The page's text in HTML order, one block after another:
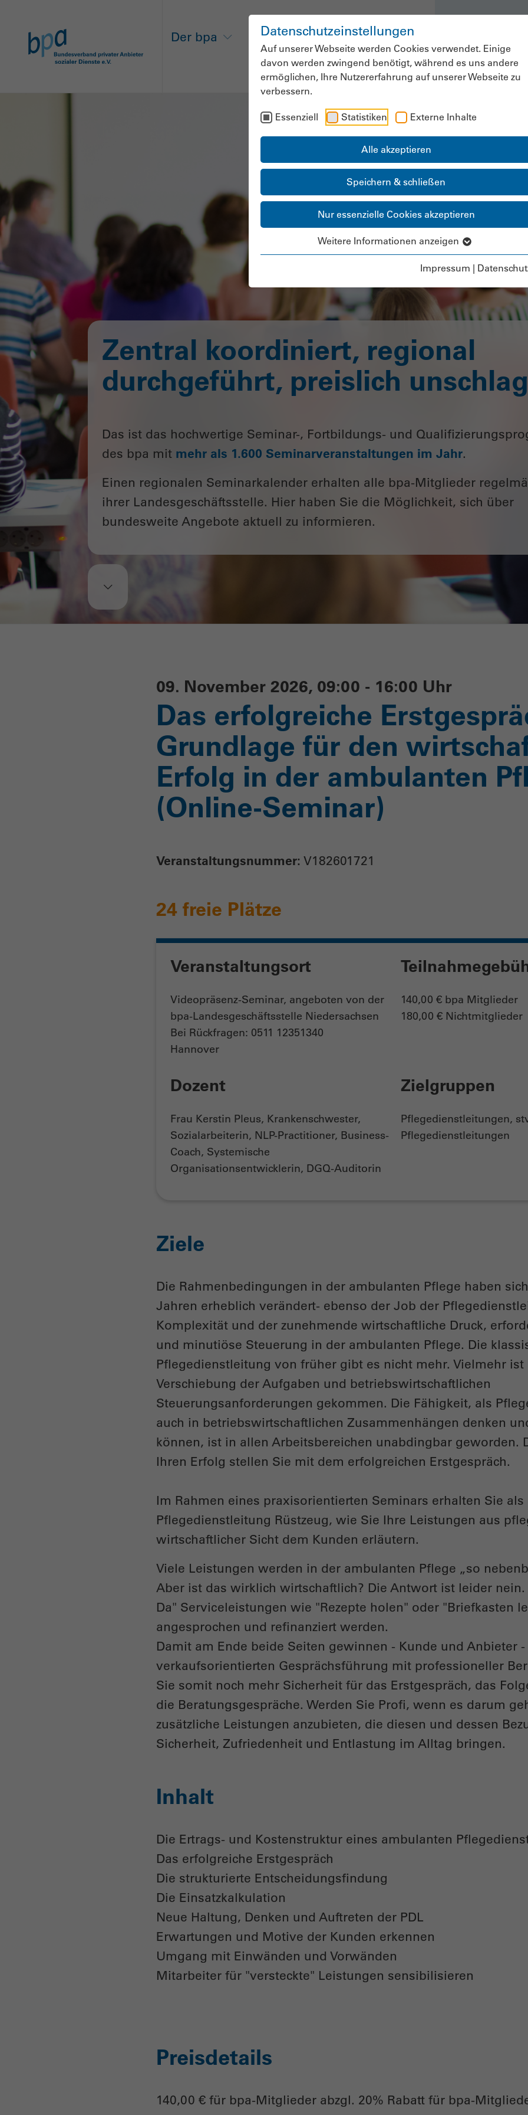
Datenschutzeinstellungen
Auf unserer Webseite werden Cookies verwendet. Einige
davon werden zwingend benötigt, während es uns andere
ermöglichen, Ihre Nutzererfahrung auf unserer Webseite zu
verbessern.
Essenziell Statistiken Externe Inhalte
Alle akzeptieren
Speichern & schließen
Nur essenzielle Cookies akzeptieren
Weitere Informationen anzeigen
Impressum |
Der bpa News & Fachinformationen
Zentral koordiniert, regional
durchgeführt, preislich
Das ist das hochwertige Seminar-, Fortbildungs- und
des bpa mit mehr als 1.600 Seminarveranstaltungen im Jahr.
Einen regionalen Seminarkalender erhalten alle bpa-Mitglieder
ihrer Landesgeschäftsstelle. Hier haben Sie die Möglichkeit, sich über
bundesweite Angebote aktuell zu informieren.
09. November 2026, 09:00 - 16:00 Uhr
Das erfolgreiche
Grundlage für den
Erfolg in der ambulanten
(Online-Seminar)
Veranstaltungsnummer: V182601721
24 freie Plätze
Veranstaltungsort
Videopräsenz-Seminar, angeboten von der
bpa-Landesgeschäftsstelle Niedersachsen
Bei Rückfragen: 0511 12351340
Hannover
140,00 € bpa Mitglieder
180,00 € Nichtmitglieder
Dozent
Frau Kerstin Pleus, Krankenschwester,
Sozialarbeiterin, NLP-Practitioner, Business-
Coach, Systemische
Organisationsentwicklerin, DGQ-Auditorin
Zielgruppen
Pflegedienstleitungen,
Pflegedienstleitungen
Ziele
Die Rahmenbedingungen in der ambulanten Pflege haben
Jahren erheblich verändert- ebenso der Job der
Komplexität und der zunehmende wirtschaftliche Druck,
und minutiöse Steuerung in der ambulanten Pflege. Die
Pflegedienstleitung von früher gibt es nicht mehr. Vielmehr ist
Verschiebung der Aufgaben und betriebswirtschaftlichen
Steuerungsanforderungen gekommen. Die Fähigkeit, als
auch in betriebswirtschaftlichen Zusammenhängen denken
können, ist in allen Arbeitsbereichen unabdingbar geworden.
Ihren Erfolg stellen Sie mit dem erfolgreichen Erstgespräch.
Im Rahmen eines praxisorientierten Seminars erhalten Sie als
Pflegedienstleitung Rüstzeug, wie Sie Ihre Leistungen aus
wirtschaftlicher Sicht dem Kunden erläutern.
Viele Leistungen werden in der ambulanten Pflege „so
Aber ist das wirklich wirtschaftlich? Die Antwort ist leider nein.
Da" Serviceleistungen wie "Rezepte holen" oder "Briefkasten
angesprochen und refinanziert werden.
Damit am Ende beide Seiten gewinnen - Kunde und Anbieter
verkaufsorientierten Gesprächsführung mit professioneller
Sie somit noch mehr Sicherheit für das Erstgespräch, das
die Beratungsgespräche. Werden Sie Profi, wenn es darum
zusätzliche Leistungen anzubieten, die diesen und dessen
Sicherheit, Zufriedenheit und Entlastung im Alltag bringen.
Inhalt
Die Ertrags- und Kostenstruktur eines ambulanten
Das erfolgreiche Erstgespräch
Die strukturierte Entscheidungsfindung
Die Einsatzkalkulation
Neue Haltung, Denken und Auftreten der PDL
Erwartungen und Motive der Kunden erkennen
Umgang mit Einwänden und Vorwänden
Mitarbeiter für "versteckte" Leistungen sensibilisieren
Preisdetails
140,00 € für bpa-Mitglieder abzgl. 20% Rabatt für bpa-